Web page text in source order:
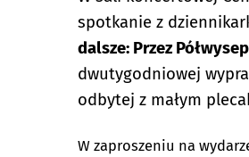
spotkanie z
dalsze: Przez
dwutygodniowej
odbytej z małym
W zaproszeniu na